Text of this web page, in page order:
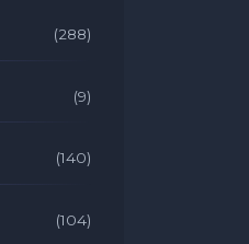
(288)
(9)
(140)
(104)